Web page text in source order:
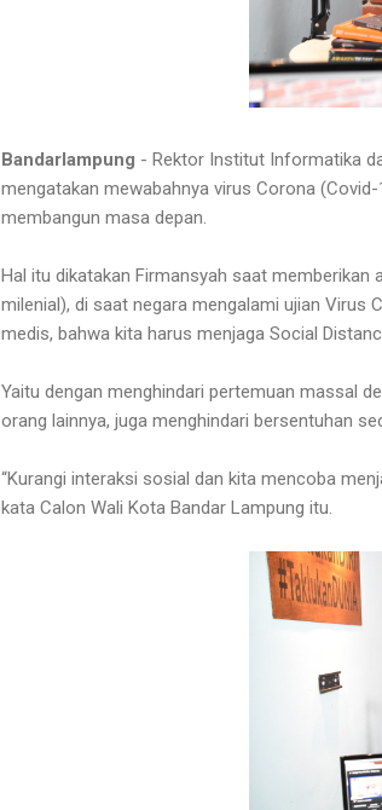
Bandarlampung - Rektor Institut Informatika
mengatakan mewabahnya virus Corona
membangun masa depan.
Hal itu dikatakan Firmansyah saat memberikan
milenial), di saat negara mengalami ujian Virus
medis, bahwa kita harus menjaga Social
Yaitu dengan menghindari pertemuan massal
orang lainnya, juga menghindari bersentuhan
“Kurangi interaksi sosial dan kita mencoba
kata Calon Wali Kota Bandar Lampung itu.